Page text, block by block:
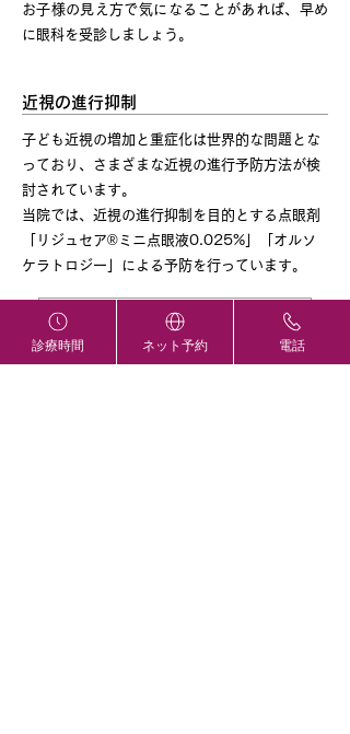
お子様の見え方で気になることがあれば、早め
に眼科を受診しましょう。
近視の進行抑制
子ども近視の増加と重症化は世界的な問題とな
っており、さまざまな近視の進行予防方法が検
討されています。
当院では、近視の進行抑制を目的とする点眼剤
「リジュセア®ミニ点眼液0.025%」「オルソ
ケラトロジー」による予防を行っています。
近視の進行抑制 ›
診療時間 ネット予約 電話